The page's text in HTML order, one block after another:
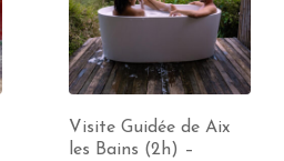
Visite Guidée de Aix
les Bains (2h) –